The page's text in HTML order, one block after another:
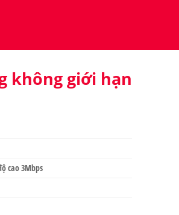
không giới hạn
cao 3Mbps